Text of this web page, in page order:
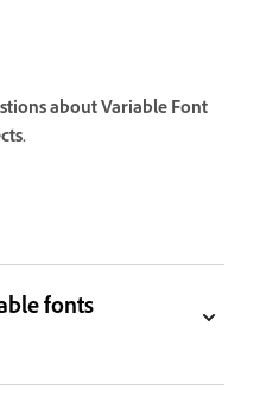
about Variable Font
fonts